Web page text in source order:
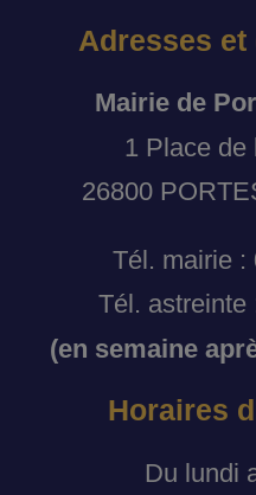
Adresses et
Mairie de
1 Place de
26800
Tél. mairie :
Tél. astreinte
(en semaine
Horaires
Du lundi